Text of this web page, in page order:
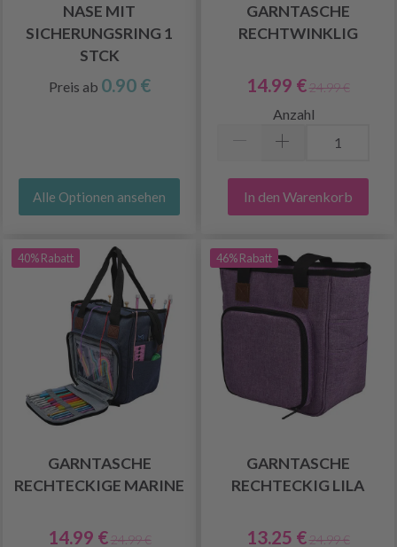
NASE MIT
SICHERUNGSRING 1
STCK
Preis ab 0.90 €
Alle Optionen ansehen
GARNTASCHE
RECHTWINKLIG
14.99 € 24.99 €
Anzahl
In den Warenkorb
40% Rabatt
GARNTASCHE
RECHTECKIGE MARINE
14.99 € 24.99 €
46% Rabatt
GARNTASCHE
RECHTECKIG LILA
13.25 € 24.99 €